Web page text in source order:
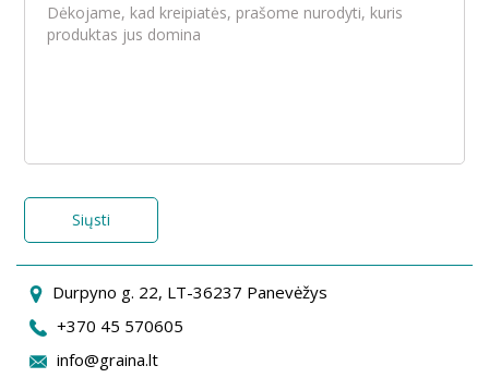
Siųsti
Durpyno g. 22, LT-36237 Panevėžys
+370 45 570605
info@graina.lt